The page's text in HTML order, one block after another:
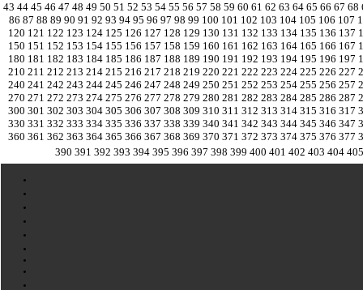
43 44 45 46 47 48 49 50 51 52 53 54 55 56 57 58 59 60 61 62 63 64 65 66 67 68
86 87 88 89 90 91 92 93 94 95 96 97 98 99 100 101 102 103 104 105 106 107
120 121 122 123 124 125 126 127 128 129 130 131 132 133 134 135 136 137
150 151 152 153 154 155 156 157 158 159 160 161 162 163 164 165 166 167
180 181 182 183 184 185 186 187 188 189 190 191 192 193 194 195 196 197
210 211 212 213 214 215 216 217 218 219 220 221 222 223 224 225 226 227
240 241 242 243 244 245 246 247 248 249 250 251 252 253 254 255 256 257
270 271 272 273 274 275 276 277 278 279 280 281 282 283 284 285 286 287
300 301 302 303 304 305 306 307 308 309 310 311 312 313 314 315 316 317
330 331 332 333 334 335 336 337 338 339 340 341 342 343 344 345 346 347
360 361 362 363 364 365 366 367 368 369 370 371 372 373 374 375 376 377
390 391 392 393 394 395 396 397 398 399 400 401 402 403 404